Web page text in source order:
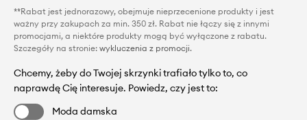
**Rabat jest jednorazowy, obejmuje nieprzecenione produkty i jest
ważny przy zakupach za min. 350 zł. Rabat nie łączy się z innymi
promocjami, a niektóre produkty mogą być wyłączone z rabatu.
Szczegóły na stronie: wykluczenia z promocji.
Chcemy, żeby do Twojej skrzynki trafiało tylko to, co
naprawdę Cię interesuje. Powiedz, czy jest to:
Moda damska